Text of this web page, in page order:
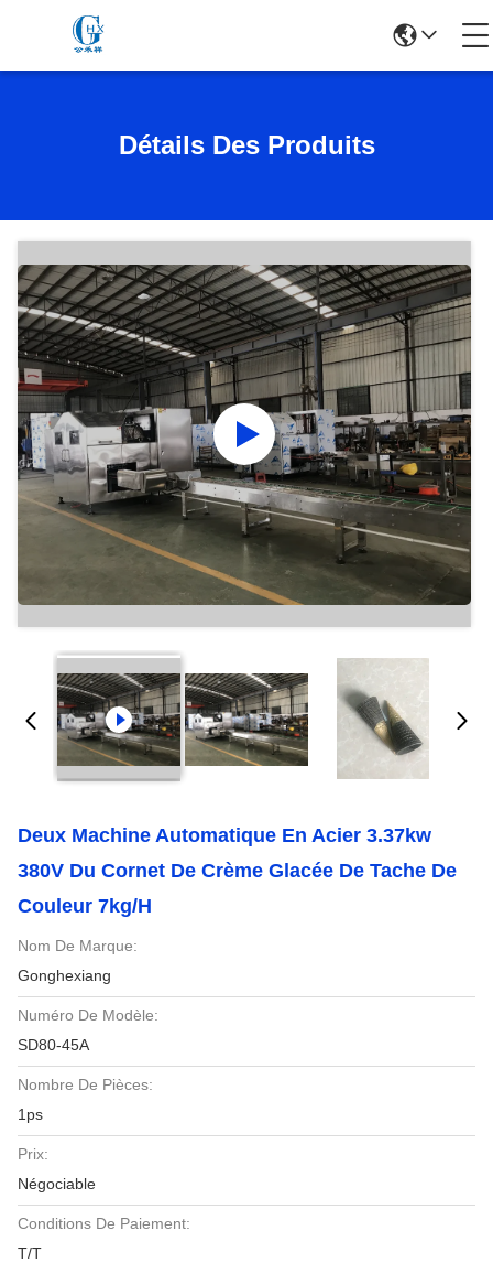
Détails Des Produits
Deux Machine Automatique En Acier 3.37kw
380V Du Cornet De Crème Glacée De Tache De
Couleur 7kg/H
Nom De Marque:
Gonghexiang
Numéro De Modèle:
SD80-45A
Nombre De Pièces:
1ps
Prix:
Négociable
Conditions De Paiement:
T/T